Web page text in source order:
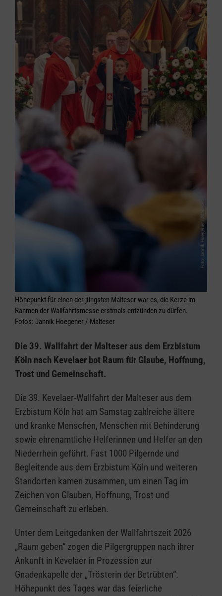
Höhepunkt für einen der jüngsten Malteser war es, die Kerze im
Rahmen der Wallfahrtsmesse erstmals entzünden zu dürfen.
Fotos: Jannik Hoegener / Malteser
Die 39. Wallfahrt der Malteser aus dem Erzbistum
Köln nach Kevelaer bot Raum für Glaube, Hoffnung,
Trost und Gemeinschaft.
Die 39. Kevelaer-Wallfahrt der Malteser aus dem
Erzbistum Köln hat am Samstag zahlreiche ältere
und kranke Menschen, Menschen mit Behinderung
sowie ehrenamtliche Helferinnen und Helfer an den
Niederrhein geführt. Fast 1000 Pilgernde und
Begleitende aus dem Erzbistum Köln und weiteren
Standorten kamen zusammen, um einen Tag im
Zeichen von Glauben, Hoffnung, Trost und
Gemeinschaft zu erleben.
Unter dem Leitgedanken der Wallfahrtszeit 2026
„Raum geben“ zogen die Pilgergruppen nach ihrer
Ankunft in Kevelaer in Prozession zur
Gnadenkapelle der „Trösterin der Betrübten“.
Höhepunkt des Tages war das feierliche